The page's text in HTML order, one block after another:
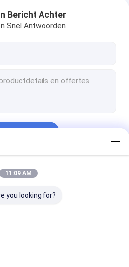
Bericht Achter
Snel Antwoorden
11:09 AM
you looking for?